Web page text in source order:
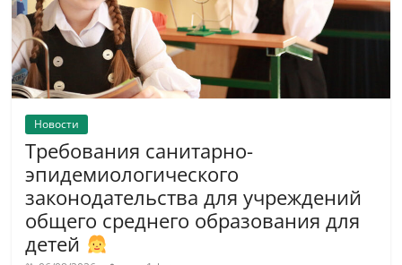
Новости
Требования санитарно-
эпидемиологического
законодательства для учреждений
общего среднего образования для
детей